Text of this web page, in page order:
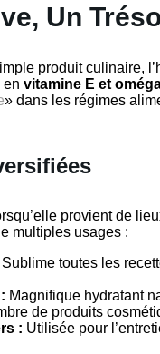
Un
produit culinaire,
en vitamine E et
» dans les régimes
provient de
multiples usages :
Sublime toutes les
Magnifique hydratant
de produits
: Utilisée pour